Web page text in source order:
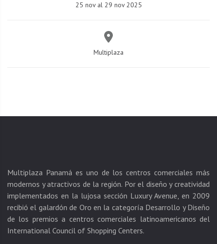
25 nov al 29 nov 2025
Multiplaza
Multiplaza Panamá es uno de los centros comerciales más
modernos y atractivos de la región. Por el diseño y creatividad
implementados en la lujosa sección Luxury Avenue, en 2009
recibió el galardón de Oro en la categoría Desarrollo y Diseño
de los premios a centros comerciales latinoamericanos del